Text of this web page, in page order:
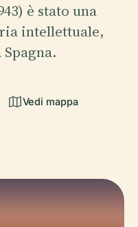
è stato una
intellettuale,
Vedi mappa